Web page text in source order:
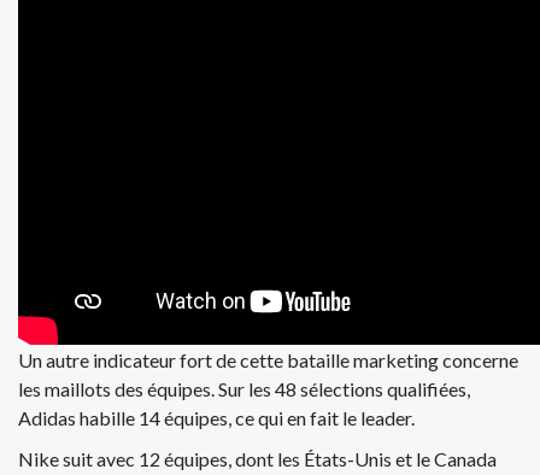
Un autre indicateur fort de cette bataille marketing concerne
les maillots des équipes. Sur les 48 sélections qualifiées,
Adidas habille 14 équipes, ce qui en fait le leader.
Nike suit avec 12 équipes, dont les États-Unis et le Canada